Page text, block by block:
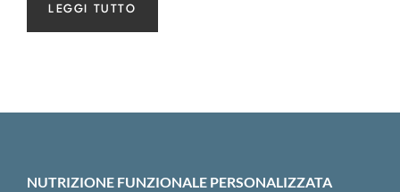
LEGGI TUTTO
NUTRIZIONE FUNZIONALE PERSONALIZZATA